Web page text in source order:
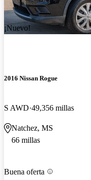
¡Nuevo!
2016 Nissan Rogue
S AWD 49,356 millas
Natchez, MS
66 millas
Buena oferta